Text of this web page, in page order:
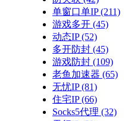
单窗口单IP(211)
游戏多开 (45)
动态IP(52)
多开防封 (45)
游戏防封 (109)
老鱼加速器 (65)
无忧IP(81)
住宅IP(66)
Socks5代理 (32)